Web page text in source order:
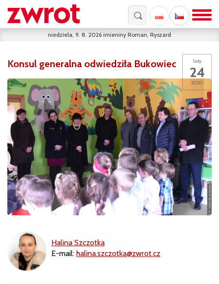
niedziela, 9. 8. 2026 imieniny Roman, Ryszard
luty
24
2020
Konsul generalna odwiedziła Bukowiec
Halina Szczotka
E-mail: halina.szczotka@zwrot.cz